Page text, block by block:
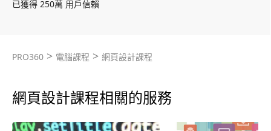
已獲得 250萬 用戶信賴
PRO360 > 電腦課程 > 網頁設計課程
網頁設計課程相關的服務